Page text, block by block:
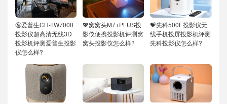
🤬爱普生CH-TW7000
投影仪超高清无线3D
投影机评测爱普生投影
仪怎么样?
💖窝窝头M7+PLUS投
影仪便携投影机评测窝
窝头投影仪怎么样?
💝先科500E投影仪无
线手机投屏投影机评测
先科投影仪怎么样?